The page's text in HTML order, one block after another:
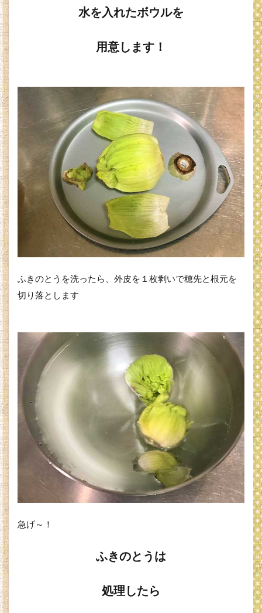
水を入れたボウルを
用意します！
ふきのとうを洗ったら、外皮を１枚剥いで穂先と根元を
切り落とします
急げ～！
ふきのとうは
処理したら